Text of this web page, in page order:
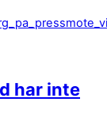
har inte